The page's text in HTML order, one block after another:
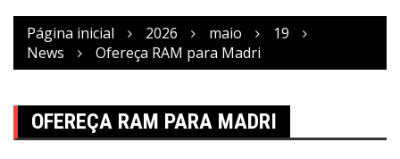
Página inicial 2026 maio
19
News
Ofereça RAM para Madri
OFEREÇA RAM PARA MADRI